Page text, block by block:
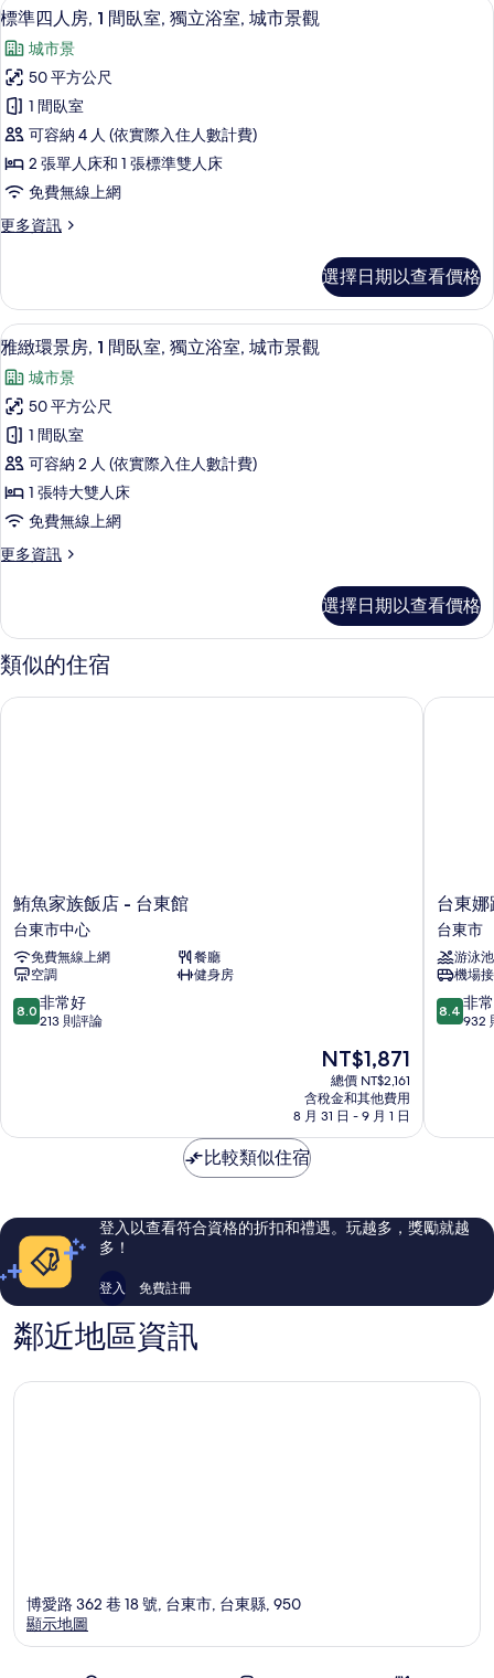
片
片
套
的
詳
情
顯
示
標
準
四
人
房,
間
室,
獨
立
浴
室,
城
市
景
觀
的
相
片
6
標準四人房, 1 間臥室, 獨立浴室, 城市景觀
城市景
50 平方公尺
1 間臥室
可容納 4 人 (依實際入住人數計費)
2 張單人床和 1 張標準雙人床
免費無線上網
更多資訊
更
四
人
房,
間
臥
室,
獨
立
浴
室,
城
景
詳
情
選擇日期以查看價格
顯
示
雅
緻
環
景
房,
間
室,
獨
立
浴
所
有
相
片
雅緻環景房, 1 間臥室, 獨立浴室, 城市
6
雅緻環景房, 1 間臥室, 獨立浴室, 城市景觀
城市景
50 平方公尺
1 間臥室
可容納 2 人 (依實際入住人數計費)
1 張特大雙人床
免費無線上網
更多資訊
更
環
景
房,
間
觀
詳
選擇日期以查看價格
類似的住宿
鮪
魚
家
族
飯
店
-
市
鮪魚家族飯店 - 台東館
台東市中心
免費無線上網
餐廳
空調
健身房
8.0
分，
常
評
論
8.0 非常好
213 則評論
現
在
價
格
為
NT$1,871
總價 NT$2,161
含稅金和其他費用
8 月 31 日 - 9 月 1 日
鮪魚家族飯店 - 台東館
台
東
娜
路
彎
大
酒
台東
台東市
游泳池
機場
8.4
分，
常
評
論
8.4 非
932
台東娜
比較類似住宿
登入以查看符合資格的折扣和禮遇。玩越多，獎勵就越
多！
登入 免費註冊
鄰近地區資訊
博愛路 362 巷 18 號, 台東市, 台東縣, 950
顯示地圖